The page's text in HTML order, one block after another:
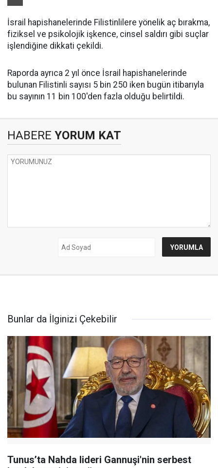
İsrail hapishanelerinde Filistinlilere yönelik aç bırakma,
fiziksel ve psikolojik işkence, cinsel saldırı gibi suçlar
işlendiğine dikkati çekildi.
Raporda ayrıca 2 yıl önce İsrail hapishanelerinde
bulunan Filistinli sayısı 5 bin 250 iken bugün itibarıyla
bu sayının 11 bin 100'den fazla olduğu belirtildi.
HABERE YORUM KAT
Bunlar da İlginizi Çekebilir
Tunus’ta Nahda lideri Gannuşi'nin serbest